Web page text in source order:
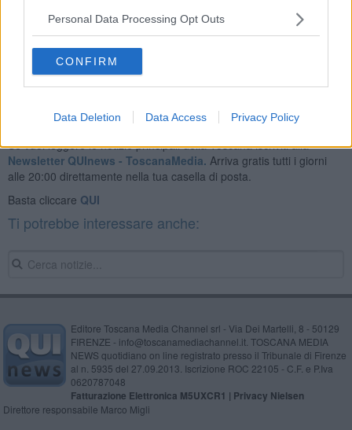
Personal Data Processing Opt Outs
CONFIRM
Data Deletion Data Access Privacy Policy
Se vuoi leggere le notizie principali della Toscana iscriviti alla
Newsletter QUInews - ToscanaMedia. Arriva gratis tutti i giorni
alle 20:00 direttamente nella tua casella di posta.
Basta cliccare QUI
Ti potrebbe interessare anche:
Editore Toscana Media Channel srl - Via Dei Martelli, 8 - 50129
FIRENZE - info@toscanamediachannel.it. TOSCANA MEDIA
NEWS quotidiano on line registrato presso il Tribunale di Firenze
al n. 5935 del 27.09.2013. Iscrizione ROC 22105 - C.F. e P.Iva
0620787048
Fatturazione Elettronica M5UXCR1 | Privacy Nielsen
Direttore responsabile Marco Migli